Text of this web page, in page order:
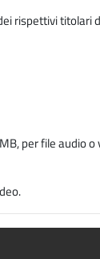
rispettivi titolari
per file audio